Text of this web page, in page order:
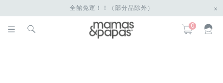
全館免運！！（部分品除外） x
0